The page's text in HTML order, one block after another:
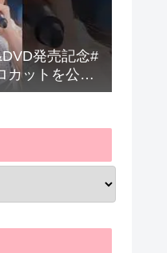
発売記念#
カットを公開
#